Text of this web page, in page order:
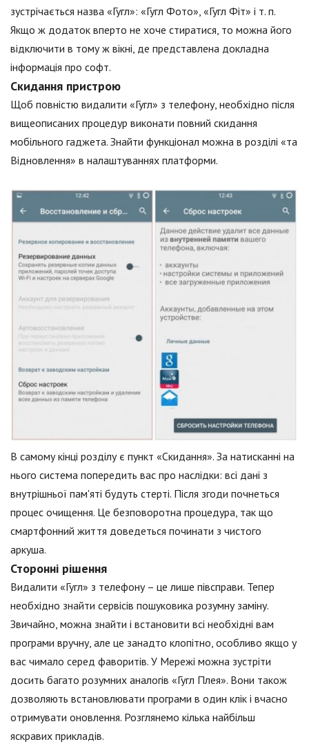
зустрічається назва «Гугл»: «Гугл Фото», «Гугл Фіт» і т. п.
Якщо ж додаток вперто не хоче стиратися, то можна його
відключити в тому ж вікні, де представлена докладна
інформація про софт.
Скидання пристрою
Щоб повністю видалити «Гугл» з телефону, необхідно після
вищеописаних процедур виконати повний скидання
мобільного гаджета. Знайти функціонал можна в розділі «та
Відновлення» в налаштуваннях платформи.
В самому кінці розділу є пункт «Скидання». За натисканні на
нього система попередить вас про наслідки: всі дані з
внутрішньої пам'яті будуть стерті. Після згоди почнеться
процес очищення. Це безповоротна процедура, так що
смартфонний життя доведеться починати з чистого
аркуша.
Сторонні рішення
Видалити «Гугл» з телефону – це лише півсправи. Тепер
необхідно знайти сервісів пошуковика розумну заміну.
Звичайно, можна знайти і встановити всі необхідні вам
програми вручну, але це занадто клопітно, особливо якщо у
вас чимало серед фаворитів. У Мережі можна зустріти
досить багато розумних аналогів «Гугл Плея». Вони також
дозволяють встановлювати програми в один клік і вчасно
отримувати оновлення. Розглянемо кілька найбільш
яскравих прикладів.